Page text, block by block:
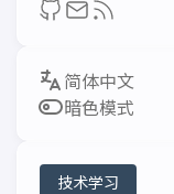
暗色模式
技术学习